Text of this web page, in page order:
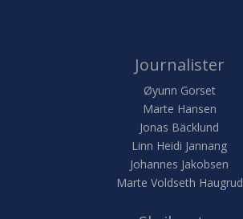
Journalister
Øyunn Gorset
Marte Hansen
Jonas Bäcklund
Linn Heidi Jannang
Johannes Jakobsen
Marte Voldseth Haugrud